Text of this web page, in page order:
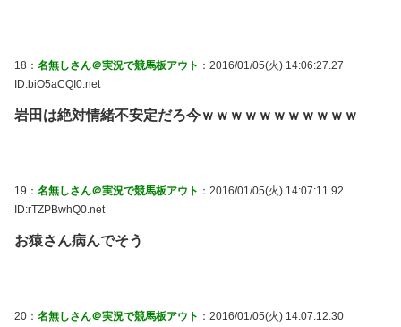
18： 名無しさん＠実況で競馬板アウト ：2016/01/05(火) 14:06:27.27
ID:biO5aCQI0.net
岩田は絶対情緒不安定だろ今ｗｗｗｗｗｗｗｗｗｗｗ
19： 名無しさん＠実況で競馬板アウト ：2016/01/05(火) 14:07:11.92
ID:rTZPBwhQ0.net
お猿さん病んでそう
20： 名無しさん＠実況で競馬板アウト ：2016/01/05(火) 14:07:12.30